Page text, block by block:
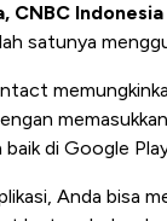
CNBC Indonesia
satunya
baik di Google
Anda bisa